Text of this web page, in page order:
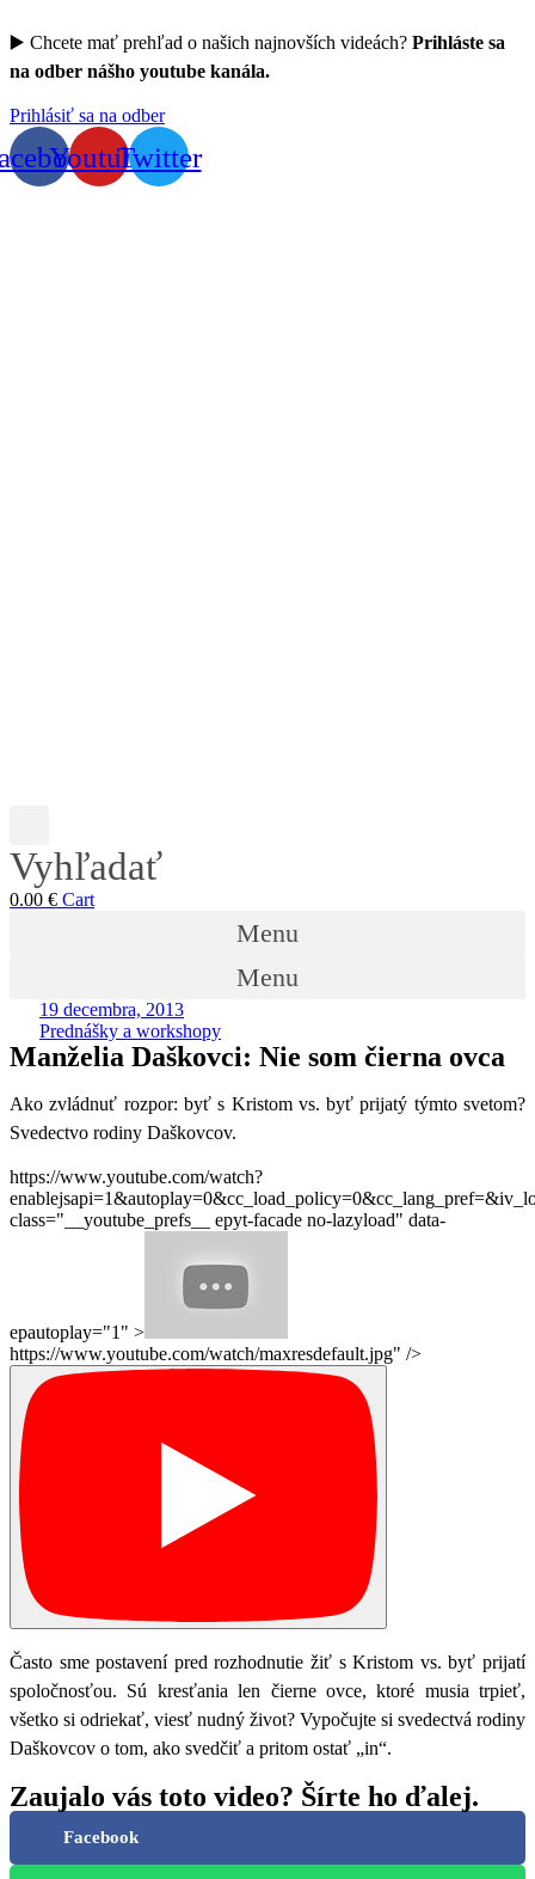
▶️ Chcete mať prehľad o našich najnovších videách? Prihláste sa
na odber nášho youtube kanála.
Prihlásiť sa na odber
YoutubeTwitter
Vyhľadať
0.00 € Cart
Menu
Menu
19 decembra, 2013
Prednášky a workshopy
Manželia Daškovci: Nie som čierna ovca
Ako zvládnuť rozpor: byť s Kristom vs. byť prijatý týmto svetom?
Svedectvo rodiny Daškovcov.
https://www.youtube.com/watch?
class="__youtube_prefs__ epyt-facade no-lazyload" data-
epautoplay="1" >
https://www.youtube.com/watch/maxresdefault.jpg" />
Často sme postavení pred rozhodnutie žiť s Kristom vs. byť prijatí
spoločnosťou. Sú kresťania len čierne ovce, ktoré musia trpieť,
všetko si odriekať, viesť nudný život? Vypočujte si svedectvá rodiny
Daškovcov o tom, ako svedčiť a pritom ostať „in“.
Zaujalo vás toto video? Šírte ho ďalej.
Facebook